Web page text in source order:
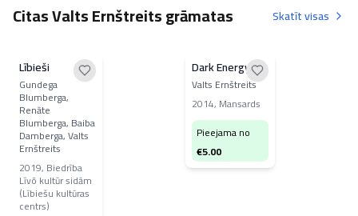
Citas Valts Ernštreits grāmatas Skatīt visas
Lībieši
Gundega
Blumberga,
Renāte
Blumberga, Baiba
Damberga, Valts
Ernštreits
2019, Biedrība
Līvõ kultūr sidām
(Lībiešu kultūras
centrs)
Dark Energy
Valts Ernštreits
2014, Mansards
Pieejama no
€5.00